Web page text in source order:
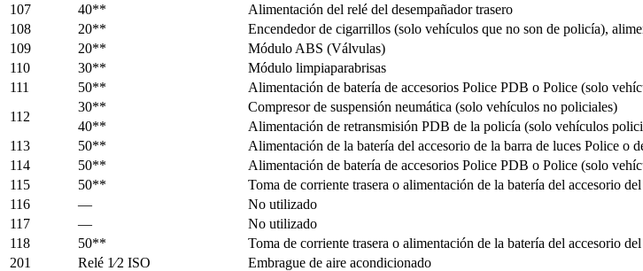
107
40**
Alimentación del relé del desempañador trasero
108
20**
Encendedor de cigarrillos (solo vehículos que no son de policía),
109
20**
Módulo ABS (Válvulas)
110
30**
Módulo limpiaparabrisas
111
50**
Alimentación de batería de accesorios Police PDB o Police (solo
112
30**
Compresor de suspensión neumática (solo vehículos no policiales)
40**
Alimentación de retransmisión PDB de la policía (solo vehículos
113
50**
Alimentación de la batería del accesorio de la barra de luces Police
114
50**
Alimentación de batería de accesorios Police PDB o Police (solo
115
50**
Toma de corriente trasera o alimentación de la batería del accesorio
116
—
No utilizado
117
—
No utilizado
118
50**
Toma de corriente trasera o alimentación de la batería del accesorio
201
Relé 1⁄2 ISO
Embrague de aire acondicionado